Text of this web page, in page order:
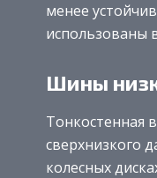
менее
использованы
Шины
Тонкостенная
сверхнизкого
колесных